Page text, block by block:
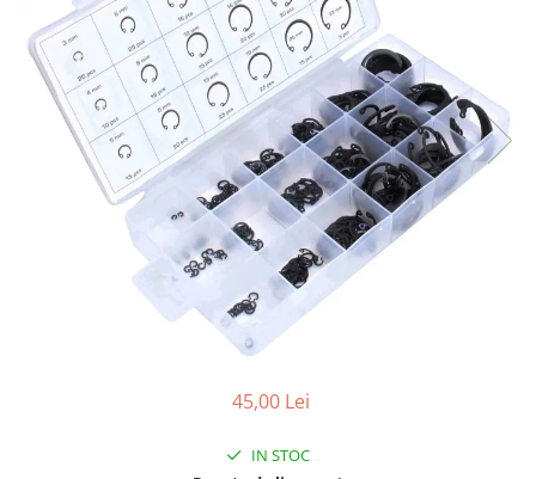
Sistem de racire, incalzire, aer
conditionat
Unelte de Motor si accesorii
Scule Speciale pentru atelier
Schimb Ulei
Dispozitiv de testare
Dispozitive pentru anvelope
Alternator, Fulie
45,00 Lei
IN STOC